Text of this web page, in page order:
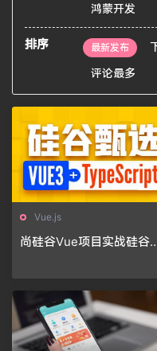
鸿蒙开发
排序 最新发布
评论最多
Vue.js
尚硅谷Vue项目实战硅谷